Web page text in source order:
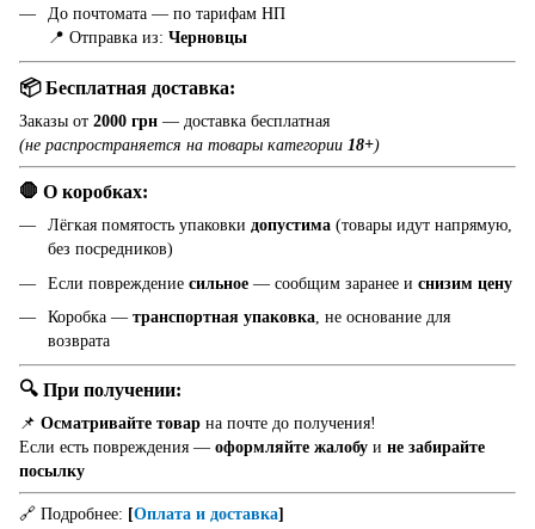
До почтомата — по тарифам НП
📍 Отправка из: Черновцы
📦 Бесплатная доставка:
Заказы от 2000 грн — доставка бесплатная
(не распространяется на товары категории 18+)
🛑 О коробках:
Лёгкая помятость упаковки допустима (товары идут напрямую,
без посредников)
Если повреждение сильное — сообщим заранее и снизим цену
Коробка — транспортная упаковка, не основание для
возврата
🔍 При получении:
📌 Осматривайте товар на почте до получения!
Если есть повреждения — оформляйте жалобу и не забирайте
посылку
🔗 Подробнее: [Оплата и доставка]